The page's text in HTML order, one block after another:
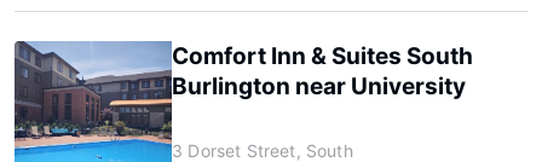
Comfort Inn & Suites South
Burlington near University
3 Dorset Street, South